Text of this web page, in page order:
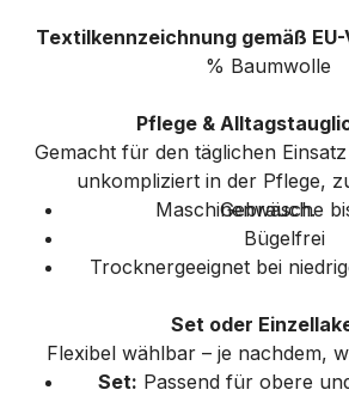
Textilkennzeichnung gemäß EU-
% Baumwolle
Pflege &
Gemacht für den täglichen
unkompliziert in der Pflege,
Gebrauch.
Maschinenwäsche
Bügelfrei
Trocknergeeignet bei
Set oder
Flexibel wählbar – je nachdem,
Set: Passend für obere